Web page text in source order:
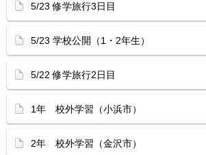
5/23 修学旅行3日目
5/23 学校公開（1・2年生）
5/22 修学旅行2日目
1年 校外学習（小浜市）
2年 校外学習（金沢市）